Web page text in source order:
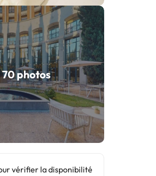
70 photos
vérifier la disponibilité